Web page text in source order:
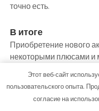
точно есть.
В итоге
Приобретение нового
некоторыми плюсами и
играет на PlayStation VR.
Лично мой опыт
Этот веб-сайт
пользовательского опыта.
согласие на